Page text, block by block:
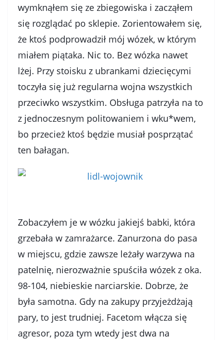
wymknąłem się ze zbiegowiska i zacząłem
się rozglądać po sklepie. Zorientowałem się,
że ktoś podprowadził mój wózek, w którym
miałem piątaka. Nic to. Bez wózka nawet
lżej. Przy stoisku z ubrankami dziecięcymi
toczyła się już regularna wojna wszystkich
przeciwko wszystkim. Obsługa patrzyła na to
z jednoczesnym politowaniem i wku*wem,
bo przecież ktoś będzie musiał posprzątać
ten bałagan.
Zobaczyłem je w wózku jakiejś babki, która
grzebała w zamrażarce. Zanurzona do pasa
w miejscu, gdzie zawsze leżały warzywa na
patelnię, nierozważnie spuściła wózek z oka.
98-104, niebieskie narciarskie. Dobrze, że
była samotna. Gdy na zakupy przyjeżdżają
pary, to jest trudniej. Facetom włącza się
agresor, poza tym wtedy jest dwa na